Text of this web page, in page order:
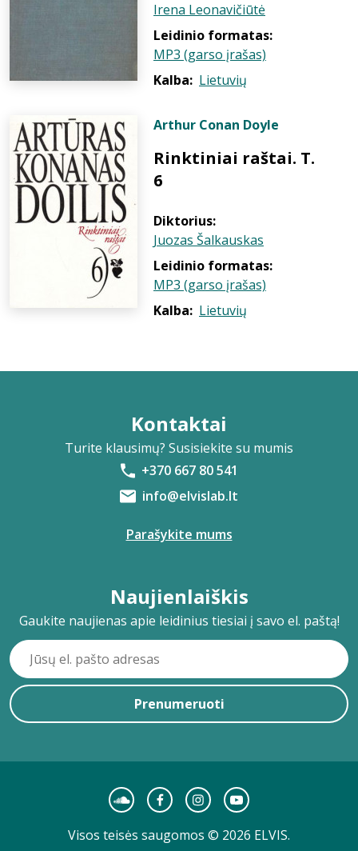
Irena Leonavičiūtė
Leidinio formatas:
MP3 (garso įrašas)
Kalba: Lietuvių
Arthur Conan Doyle
Rinktiniai raštai. T.
6
Diktorius:
Juozas Šalkauskas
Leidinio formatas:
MP3 (garso įrašas)
Kalba: Lietuvių
Kontaktai
Turite klausimų? Susisiekite su mumis
+370 667 80 541
info@elvislab.lt
Parašykite mums
Naujienlaiškis
Gaukite naujienas apie leidinius tiesiai į savo el. paštą!
Prenumeruoti
Visos teisės saugomos © 2026 ELVIS.